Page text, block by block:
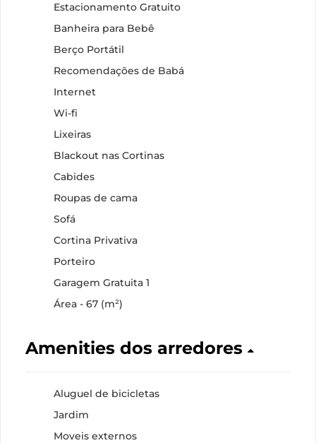
Estacionamento Gratuito
Banheira para Bebê
Berço Portátil
Recomendações de Babá
Internet
Wi-fi
Lixeiras
Blackout nas Cortinas
Cabides
Roupas de cama
Sofá
Cortina Privativa
Porteiro
Garagem Gratuita 1
Área - 67 (m²)
Amenities dos arredores
Aluguel de bicicletas
Jardim
Moveis externos